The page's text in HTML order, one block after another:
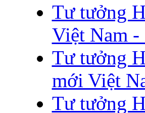
Tư tưởng
Việt Nam
Tư tưởng
mới Việt
Tư tưởng